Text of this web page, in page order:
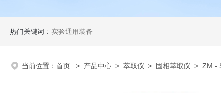
热门关键词： 实验通用装备
当前位置： 首页 > 产品中心 > 萃取仪 > 固相萃取仪 > ZM -